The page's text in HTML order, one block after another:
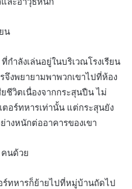
น
กำลังเล่นอยู่ในบริเวณโรงเรียน
จึงพยายามพาพวกเขาไปที่ห้อง
ชีวิตเนื่องจากกระสุนปืน ไม่
ตอร์ทหารเท่านั้น แต่กระสุนยัง
างหนักต่ออาคารของเขา
นด้วย
ร์ทหารก็ย้ายไปที่หมู่บ้านถัดไป